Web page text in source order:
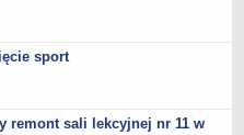
sport
remont sali lekcyjnej nr 11 w